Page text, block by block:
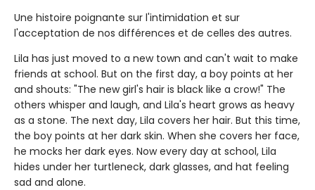
Une histoire poignante sur l'intimidation et sur
l'acceptation de nos différences et de celles des autres.
Lila has just moved to a new town and can't wait to make
friends at school. But on the first day, a boy points at her
and shouts: "The new girl's hair is black like a crow!" The
others whisper and laugh, and Lila's heart grows as heavy
as a stone. The next day, Lila covers her hair. But this time,
the boy points at her dark skin. When she covers her face,
he mocks her dark eyes. Now every day at school, Lila
hides under her turtleneck, dark glasses, and hat feeling
sad and alone.